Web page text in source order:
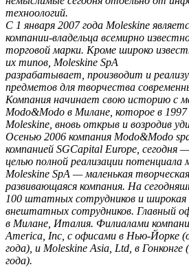
техноологий.
С 1 января 2007 года Moleskine
компании-владельца всемирно
торговой марки. Кроме широко
их типов, Moleskine SpA
разрабатывает, производит и
предметов для творчества
Компания начинает свою историю с
Modo&Modo в Милане, которое в 1997
Moleskine, вновь открыв и возродив
Осенью 2006 компания Modo&Modo
компанией SGCapital Europe, сегодня
целью полной реализации потенциала
Moleskine SpA — маленькая
развивающаяся компания. На
100 штатных сотрудников и широкая
внештатных сотрудников. Главный
в Милане, Италия. Филиалами
America, Inc, с офисами в Нью-Йорке
года), и Moleskine Asia, Ltd, в
года).